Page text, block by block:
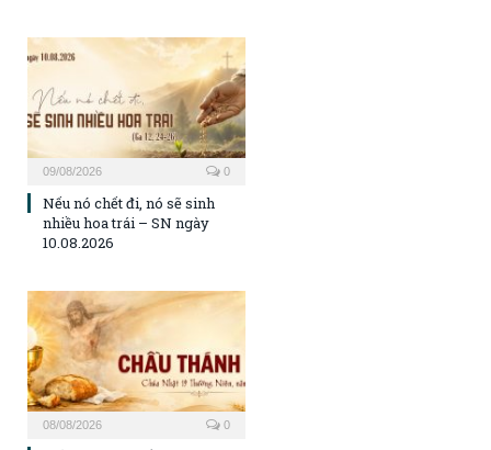
09/08/2026 0
Nếu nó chết đi, nó sẽ sinh
nhiều hoa trái – SN ngày
10.08.2026
08/08/2026 0